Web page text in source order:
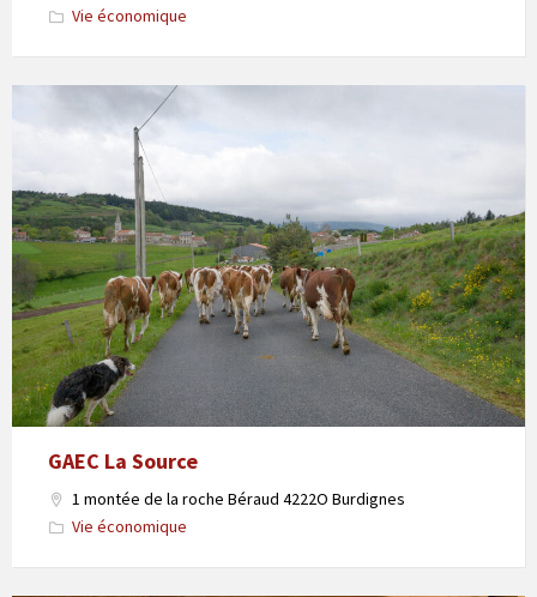
Vie économique
GAEC La Source
1 montée de la roche Béraud 4222O Burdignes
Vie économique